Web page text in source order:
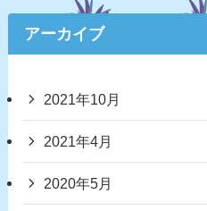
アーカイブ
2021年10月
2021年4月
2020年5月